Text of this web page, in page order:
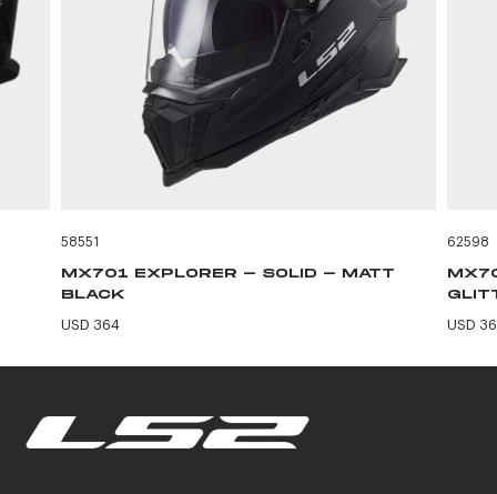
58551
MX701 EXPLORER - SOLID - MATT
BLACK
USD 364
62598
USD